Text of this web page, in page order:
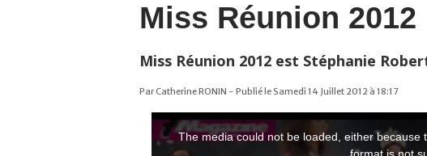
Miss Réunion 2012
Miss Réunion 2012 est Stéphanie
Par Catherine RONIN - Publié le Samedi 14 Juillet 2012 à 18:17